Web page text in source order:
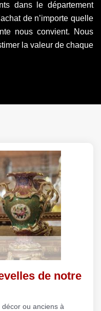
dans le département
de n’importe quelle
nous convient. Nous
la valeur de chaque
de notre
ou anciens à